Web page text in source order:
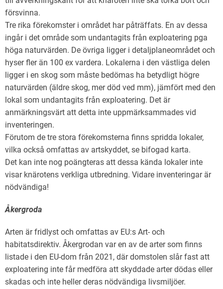
försvinna.
Tre rika förekomster i området har påträffats. En av dessa
ingår i det område som undantagits från exploatering pga
höga naturvärden. De övriga ligger i detaljplaneområdet och
hyser fler än 100 ex vardera. Lokalerna i den västliga delen
ligger i en skog som måste bedömas ha betydligt högre
naturvärden (äldre skog, mer död ved mm), jämfört med den
lokal som undantagits från exploatering. Det är
anmärkningsvärt att detta inte uppmärksammades vid
inventeringen.
Förutom de tre stora förekomsterna finns spridda lokaler,
vilka också omfattas av artskyddet, se bifogad karta.
Det kan inte nog poängteras att dessa kända lokaler inte
visar knärotens verkliga utbredning. Vidare inventeringar är
nödvändiga!
Åkergroda
Arten är fridlyst och omfattas av EU:s Art- och
habitatsdirektiv. Åkergrodan var en av de arter som finns
listade i den EU-dom från 2021, där domstolen slår fast att
exploatering inte får medföra att skyddade arter dödas eller
skadas och inte heller deras nödvändiga livsmiljöer.